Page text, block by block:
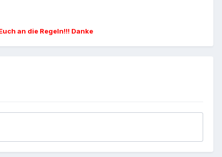
an die Regeln!!! Danke